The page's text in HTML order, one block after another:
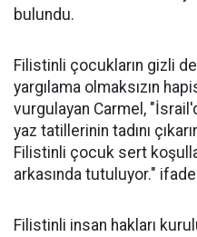
bulundu.
Filistinli çocukların gizli
yargılama olmaksızın
vurgulayan Carmel,
yaz tatillerinin tadını
Filistinli çocuk sert
arkasında tutuluyor."
Filistinli insan hakları